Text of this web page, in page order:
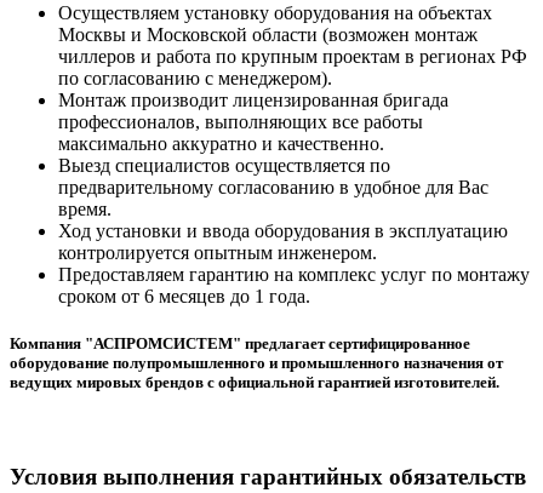
Осуществляем установку оборудования на объектах
Москвы и Московской области (возможен монтаж
чиллеров и работа по крупным проектам в регионах РФ
по согласованию с менеджером).
Монтаж производит лицензированная бригада
профессионалов, выполняющих все работы
максимально аккуратно и качественно.
Выезд специалистов осуществляется по
предварительному согласованию в удобное для Вас
время.
Ход установки и ввода оборудования в эксплуатацию
контролируется опытным инженером.
Предоставляем гарантию на комплекс услуг по монтажу
сроком от 6 месяцев до 1 года.
Компания "АСПРОМСИСТЕМ" предлагает сертифицированное
оборудование полупромышленного и промышленного назначения от
ведущих мировых брендов с официальной гарантией изготовителей.
Условия выполнения гарантийных обязательств